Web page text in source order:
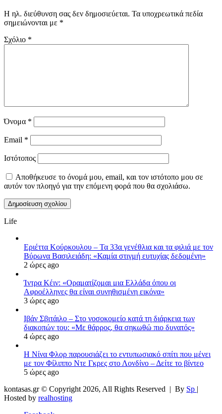
Η ηλ. διεύθυνση σας δεν δημοσιεύεται. Τα υποχρεωτικά πεδία
σημειώνονται με *
Σχόλιο *
Όνομα *
Email *
Ιστότοπος
Αποθήκευσε το όνομά μου, email, και τον ιστότοπο μου σε
αυτόν τον πλοηγό για την επόμενη φορά που θα σχολιάσω.
Life
Εριέττα Κούρκουλου – Τα 33α γενέθλια και τα φιλιά με τον
Βύρωνα Βασιλειάδη: «Καμία στιγμή ευτυχίας δεδομένη»
2 ώρες ago
Ίντρα Κέιν: «Οραματίζομαι μια Ελλάδα όπου οι
Αφροέλληνες θα είναι συνηθισμένη εικόνα»
3 ώρες ago
Ιβάν Σβιτάιλο – Στο νοσοκομείο κατά τη διάρκεια των
διακοπών του: «Με θάρρος, θα σηκωθώ πιο δυνατός»
4 ώρες ago
Η Νίνα Φλορ παρουσιάζει το εντυπωσιακό σπίτι που μένει
με τον Φίλιππο Ντε Γκρες στο Λονδίνο – Δείτε το βίντεο
5 ώρες ago
kontasas.gr © Copyright 2026, All Rights Reserved | By Sp |
Hosted by realhosting